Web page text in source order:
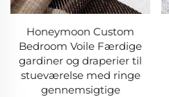
Honeymoon Custom
Bedroom Voile Færdige
gardiner og draperier til
stueværelse med ringe
gennemsigtige